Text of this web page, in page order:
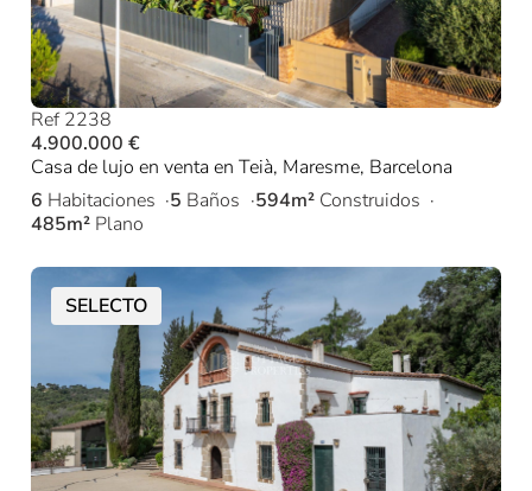
Ref 2238
4.900.000 €
Casa de lujo en venta en Teià, Maresme, Barcelona
6 Habitaciones 5 Baños 594m² Construidos
485m² Plano
SELECTO